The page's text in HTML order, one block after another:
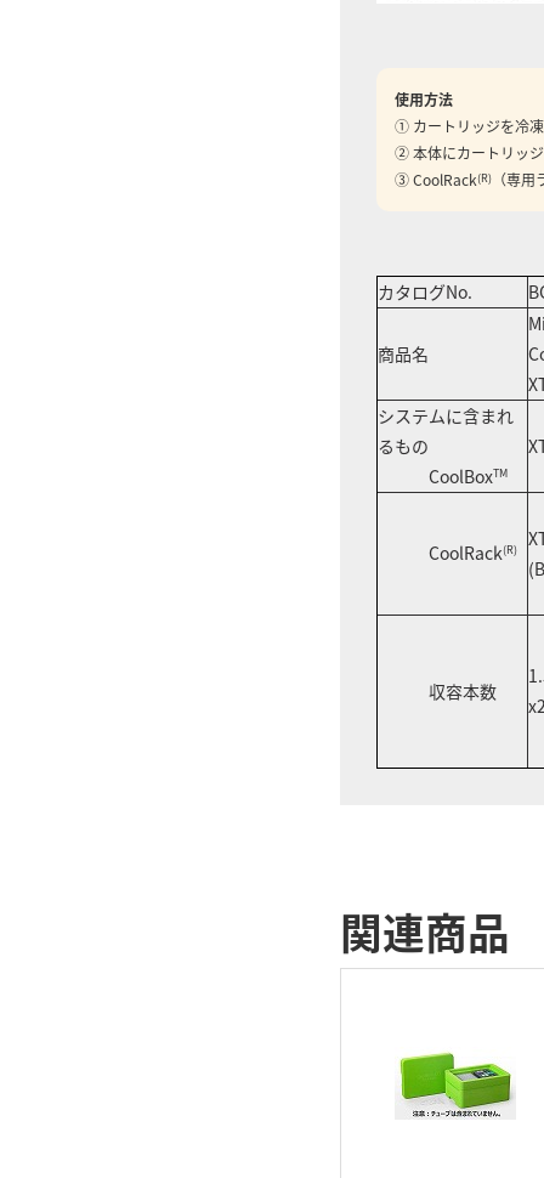
使用方法
① カートリッジを冷
② 本体にカートリッ
③ CoolRack(R) （専
カタログNo.
商品名
システムに含まれ
るもの
CoolBoxTM
CoolRack(R)
収容本数
関連商品